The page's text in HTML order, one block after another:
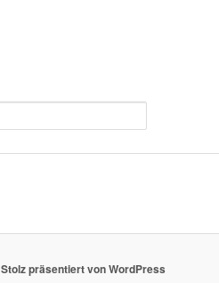
Stolz präsentiert von WordPress